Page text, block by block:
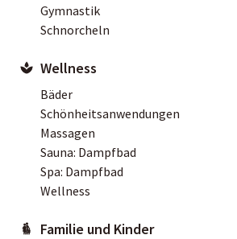
Gymnastik
Schnorcheln
Wellness
Bäder
Schönheitsanwendungen
Massagen
Sauna: Dampfbad
Spa: Dampfbad
Wellness
Familie und Kinder